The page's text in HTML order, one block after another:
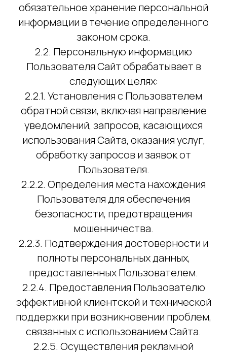
обязательное хранение персональной
информации в течение определенного
законом срока.
2.2. Персональную информацию
Пользователя Сайт обрабатывает в
следующих целях:
2.2.1. Установления с Пользователем
обратной связи, включая направление
уведомлений, запросов, касающихся
использования Сайта, оказания услуг,
обработку запросов и заявок от
Пользователя.
2.2.2. Определения места нахождения
Пользователя для обеспечения
безопасности, предотвращения
мошенничества.
2.2.3. Подтверждения достоверности и
полноты персональных данных,
предоставленных Пользователем.
2.2.4. Предоставления Пользователю
эффективной клиентской и технической
поддержки при возникновении проблем,
связанных с использованием Сайта.
2.2.5. Осуществления рекламной